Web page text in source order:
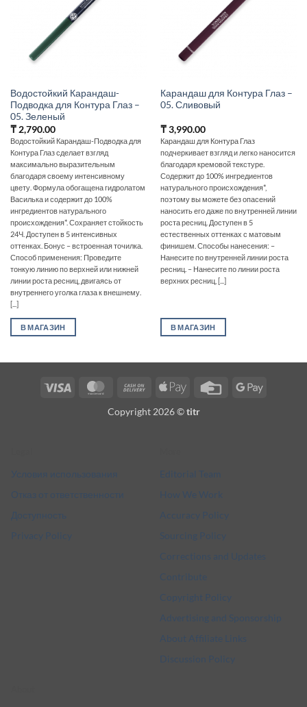
Водостойкий Карандаш-
Подводка для Контура Глаз –
05. Зеленый
₸2,790.00
Водостойкий Карандаш-Подводка для
Контура Глаз сделает взгляд
максимально выразительным
благодаря своему интенсивному
цвету. Формула обогащена гидролатом
Василька и содержит до 100%
ингредиентов натурального
происхождения*. Сохраняет стойкость
24Ч. Доступен в 5 интенсивных
оттенках. Бонус – встроенная точилка.
Способ применения: Проведите
тонкую линию по верхней или нижней
линии роста ресниц, двигаясь от
внутреннего уголка глаза к внешнему.
[...]
В МАГАЗИН
Карандаш для Контура Глаз –
05. Сливовый
₸3,990.00
Карандаш для Контура Глаз
подчеркивает взгляд и легко наносится
благодаря кремовой текстуре.
Содержит до 100% ингредиентов
натурального происхождения*,
поэтому вы можете без опасений
наносить его даже по внутренней линии
роста ресниц. Доступен в 5
естественных оттенках с матовым
финишем. Способы нанесения: –
Нанесите по внутренней линии роста
ресниц. – Нанесите по линии роста
верхних ресниц, [...]
В МАГАЗИН
Visa MasterCardCash
Delivery
Apple
Credit
Google
Copyright 2026 ©titr
Условия использования
Отказ от ответственности
Доступность
Privacy Policy
Editorial Team
How We Work
Accuracy Policy
Sourcing Policy
Corrections and Updates
Contribute
Copyright Policy
Advertising and Sponsorship
About Affiliate Links
Discussion Policy